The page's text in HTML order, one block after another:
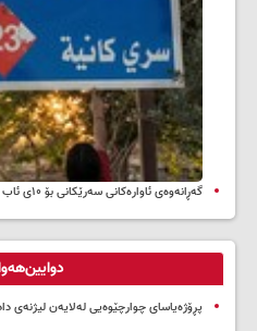
گەڕانەوەی ئاوارەکانی سەرێکانی بۆ ۱۰ی ئاب دواخراوە
پڕۆژەیاسای چوارچێوەیی لەلایەن لیژنەی